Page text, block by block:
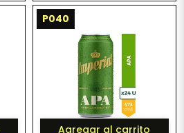
P040
Agregar al carrito